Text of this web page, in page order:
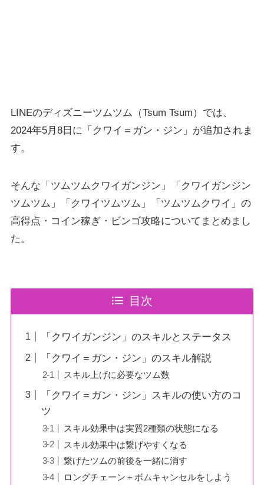
LINEのディズニーツムツム（Tsum Tsum）では、
2024年5月8日に「クワイ＝ガン・ジン」が追加されま
す。
そんな「ツムツムクワイガンジン」「クワイガンジン
ツムツム」「クワイツムツム」「ツムツムクワイ」の
高得点・コイン稼ぎ・ビンゴ攻略についてまとめまし
た。
目次
「クワイガンジン」のスキルとステータス
「クワイ＝ガン・ジン」のスキル解説
スキル上げに必要なツム数
「クワイ＝ガン・ジン」スキルの使い方のコ
ツ
スキル効果中は実質2種類の状態になる
スキル効果中は繋げやすくなる
繋げたツムの前後を一緒に消す
ロングチェーン＋ボムキャンセルをしよう